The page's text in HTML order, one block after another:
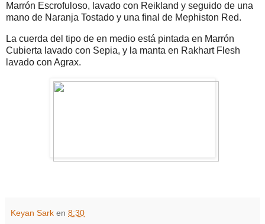
Marrón Escrofuloso, lavado con Reikland y seguido de una
mano de Naranja Tostado y una final de Mephiston Red.
La cuerda del tipo de en medio está pintada en Marrón
Cubierta lavado con Sepia, y la manta en Rakhart Flesh
lavado con Agrax.
Keyan Sark en 8:30